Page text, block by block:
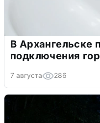
В Архангельске
подключения
7 августа 286